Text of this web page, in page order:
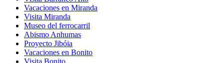
Vacaciones en Miranda
Visita Miranda
Museo del ferrocarril
Abismo Anhumas
Proyecto Jibóia
Vacaciones en Bonito
Visita Bonito